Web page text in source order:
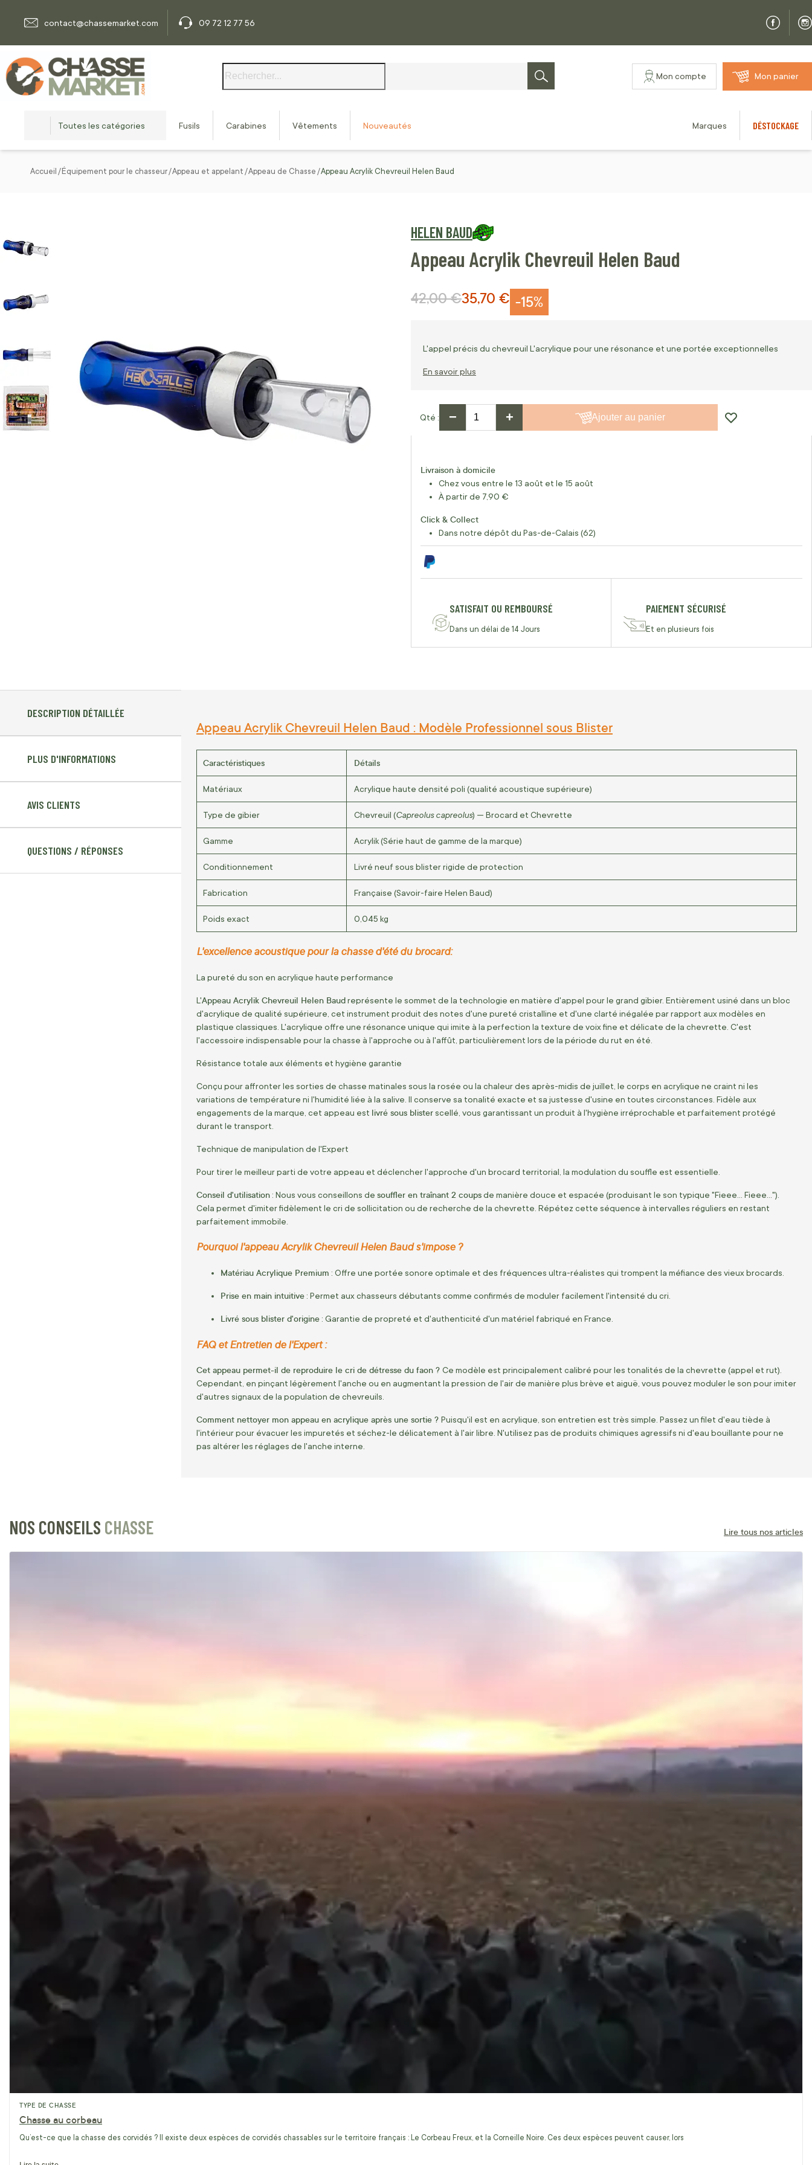
contact@chassemarket.com
09 72 12 77 56
Rechercher
Mon compte Mon panier
Toutes les catégories Fusils Carabines Vêtements Nouveautés Marques DÉSTOCKAGE
Accueil Équipement pour le chasseur Appeau et appelant Appeau de Chasse Appeau Acrylik Chevreuil Helen Baud
HELEN BAUD
Appeau Acrylik Chevreuil Helen Baud
-15%
Prix Spécial
35,70 €
Prix normal
42,00 €
L'appel précis du chevreuil L'acrylique pour une résonance et une portée exceptionnelles
En savoir plus
Qté − + Ajouter au panier
Livraison à domicile
Chez vous entre le 13 août et le 15 août
À partir de 7,90 €
Click & Collect
Dans notre dépôt du Pas-de-Calais (62)
SATISFAIT OU REMBOURSÉ
Dans un délai de 14 Jours
PAIEMENT SÉCURISÉ
Et en plusieurs fois
DESCRIPTION DÉTAILLÉE
PLUS D'INFORMATIONS
AVIS CLIENTS
QUESTIONS / RÉPONSES
Appeau Acrylik Chevreuil Helen Baud : Modèle Professionnel sous Blister
Caractéristiques Détails
Matériaux Acrylique haute densité poli (qualité acoustique supérieure)
Type de gibier Chevreuil (Capreolus capreolus) — Brocard et Chevrette
Gamme Acrylik (Série haut de gamme de la marque)
Conditionnement Livré neuf sous blister rigide de protection
Fabrication Française (Savoir-faire Helen Baud)
Poids exact 0,045 kg
L'excellence acoustique pour la chasse d'été du brocard:
La pureté du son en acrylique haute performance
L'Appeau Acrylik Chevreuil Helen Baudreprésente le sommet de la technologie en matière d'appel pour le grand gibier. Entièrement usiné dans un bloc
d'acrylique de qualité supérieure, cet instrument produit des notes d'une pureté cristalline et d'une clarté inégalée par rapport aux modèles en
plastique classiques. L'acrylique offre une résonance unique qui imite à la perfection la texture de voix fine et délicate de la chevrette. C'est
l'accessoire indispensable pour la chasse à l'approche ou à l'affût, particulièrement lors de la période du rut en été.
Résistance totale aux éléments et hygiène garantie
Conçu pour affronter les sorties de chasse matinales sous la rosée ou la chaleur des après-midis de juillet, le corps en acrylique ne craint ni les
variations de température ni l'humidité liée à la salive. Il conserve sa tonalité exacte et sa justesse d'usine en toutes circonstances. Fidèle aux
engagements de la marque, cet appeau est livré sous blister scellé, vous garantissant un produit à l'hygiène irréprochable et parfaitement protégé
durant le transport.
Technique de manipulation de l'Expert
Pour tirer le meilleur parti de votre appeau et déclencher l'approche d'un brocard territorial, la modulation du souffle est essentielle.
Conseil d'utilisation : Nous vous conseillons de souffler en traînant 2 coupsde manière douce et espacée (produisant le son typique "Fieee... Fieee...").
Cela permet d'imiter fidèlement le cri de sollicitation ou de recherche de la chevrette. Répétez cette séquence à intervalles réguliers en restant
parfaitement immobile.
Pourquoi l'appeau Acrylik Chevreuil Helen Baud s'impose ?
Matériau Acrylique Premium : Offre une portée sonore optimale et des fréquences ultra-réalistes qui trompent la méfiance des vieux brocards.
Prise en main intuitive : Permet aux chasseurs débutants comme confirmés de moduler facilement l'intensité du cri.
Livré sous blister d'origine : Garantie de propreté et d'authenticité d'un matériel fabriqué en France.
FAQ et Entretien de l'Expert :
Cet appeau permet-il de reproduire le cri de détresse du faon ? Ce modèle est principalement calibré pour les tonalités de la chevrette (appel et rut).
Cependant, en pinçant légèrement l'anche ou en augmentant la pression de l'air de manière plus brève et aiguë, vous pouvez moduler le son pour imiter
d'autres signaux de la population de chevreuils.
Comment nettoyer mon appeau en acrylique après une sortie ? Puisqu'il est en acrylique, son entretien est très simple. Passez un filet d'eau tiède à
l'intérieur pour évacuer les impuretés et séchez-le délicatement à l'air libre. N'utilisez pas de produits chimiques agressifs ni d'eau bouillante pour ne
pas altérer les réglages de l'anche interne.
NOS CONSEILS CHASSE Lire tous nos articles
TYPE DE CHASSE
Chasse au corbeau
Qu’est-ce que la chasse des corvidés ? Il existe deux espèces de corvidés chassables sur le territoire français : Le Corbeau Freux, et la Corneille Noire. Ces deux espèces peuvent causer, lors